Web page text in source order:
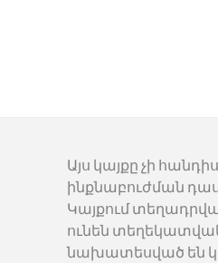
Այս կայքը չի
ինքնաբուժման
Կայքում
ունեն
նախատեսված են